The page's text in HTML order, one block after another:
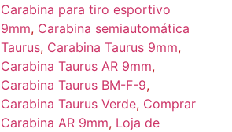
Carabina para tiro esportivo
9mm, Carabina semiautomática
Taurus, Carabina Taurus 9mm,
Carabina Taurus AR 9mm,
Carabina Taurus BM-F-9,
Carabina Taurus Verde, Comprar
Carabina AR 9mm, Loja de